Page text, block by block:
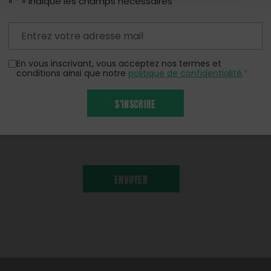
Taille max. des fichiers : 128 MB.
à la liste de diffusion de la Fondation
des actions et des nouveaux programmes.
ENVOYER
En vous inscrivant, vous acceptez nos termes et
conditions ainsi que notre politique de confidentialité.
S'INSCRIRE